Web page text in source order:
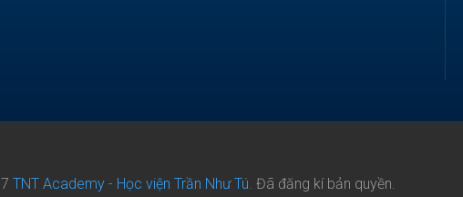
TNT Academy - Học viện Trần Như Tú. Đã đăng kí bản quyền.